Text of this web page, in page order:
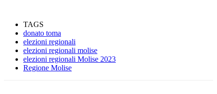
TAGS
donato toma
elezioni regionali
elezioni regionali molise
elezioni regionali Molise 2023
Regione Molise